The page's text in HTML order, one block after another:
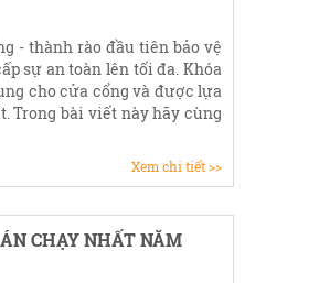
- thành rào đầu tiên bảo vệ
sự an toàn lên tối đa. Khóa
cho cửa cổng và được lựa
Trong bài viết này hãy cùng
Xem chi tiết >>
CHẠY NHẤT NĂM